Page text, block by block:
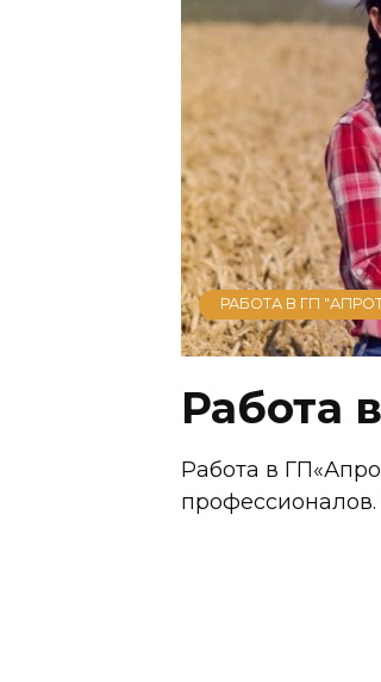
РАБОТА В ГП
Работа
Работа в